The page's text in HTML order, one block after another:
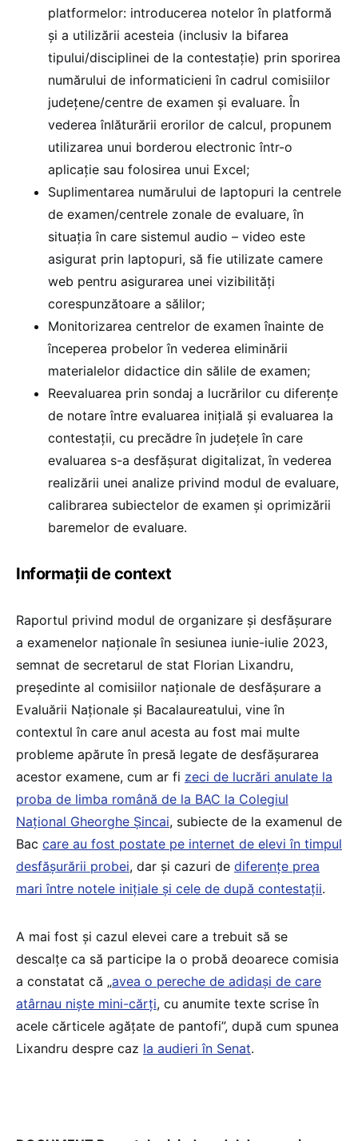
platformelor: introducerea notelor în platformă
și a utilizării acesteia (inclusiv la bifarea
tipului/disciplinei de la contestație) prin sporirea
numărului de informaticieni în cadrul comisiilor
județene/centre de examen și evaluare. În
vederea înlăturării erorilor de calcul, propunem
utilizarea unui borderou electronic într-o
aplicație sau folosirea unui Excel;
Suplimentarea numărului de laptopuri la centrele
de examen/centrele zonale de evaluare, în
situația în care sistemul audio – video este
asigurat prin laptopuri, să fie utilizate camere
web pentru asigurarea unei vizibilități
corespunzătoare a sălilor;
Monitorizarea centrelor de examen înainte de
începerea probelor în vederea eliminării
materialelor didactice din sălile de examen;
Reevaluarea prin sondaj a lucrărilor cu diferențe
de notare între evaluarea inițială și evaluarea la
contestații, cu precădre în județele în care
evaluarea s-a desfășurat digitalizat, în vederea
realizării unei analize privind modul de evaluare,
calibrarea subiectelor de examen și oprimizării
baremelor de evaluare.
Informații de context
Raportul privind modul de organizare şi desfăşurare
a examenelor naţionale în sesiunea iunie-iulie 2023,
semnat de secretarul de stat Florian Lixandru,
președinte al comisiilor naționale de desfășurare a
Evaluării Naționale și Bacalaureatului, vine în
contextul în care anul acesta au fost mai multe
probleme apărute în presă legate de desfășurarea
acestor examene, cum ar fi zeci de lucrări anulate la
proba de limba română de la BAC la Colegiul
Național Gheorghe Șincai, subiecte de la examenul de
Bac care au fost postate pe internet de elevi în timpul
desfășurării probei, dar și cazuri de diferențe prea
mari între notele inițiale și cele de după contestații.
A mai fost și cazul elevei care a trebuit să se
descalțe ca să participe la o probă deoarece comisia
a constatat că „avea o pereche de adidași de care
atârnau niște mini-cărți, cu anumite texte scrise în
acele cărticele agățate de pantofi”, după cum spunea
Lixandru despre caz la audieri în Senat.